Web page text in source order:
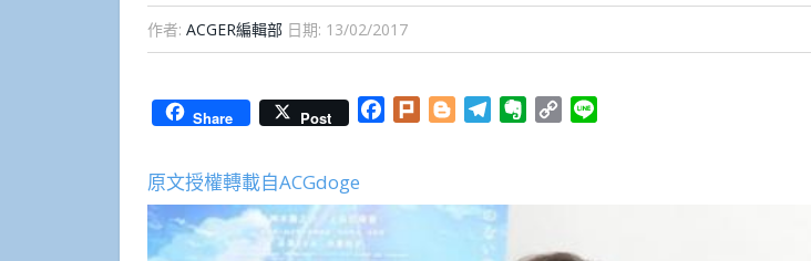
作者: ACGER編輯部 日期: 13/02/2017
Share Post Facebook
Plurk BloggerTelegramEvernote
Copy
原文授權轉載自ACGdoge